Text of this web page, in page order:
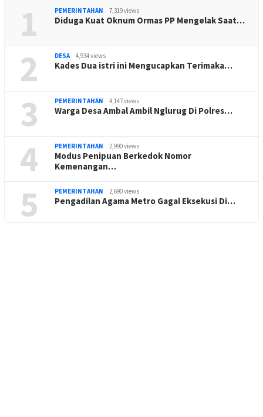
1 PEMERINTAHAN 7,319 views
Diduga Kuat Oknum Ormas PP Mengelak Saat…
2 DESA 4,934 views
Kades Dua istri ini Mengucapkan Terimaka…
3 PEMERINTAHAN 4,147 views
Warga Desa Ambal Ambil Nglurug Di Polres…
4 PEMERINTAHAN 2,990 views
Modus Penipuan Berkedok Nomor
Kemenangan…
5 PEMERINTAHAN 2,690 views
Pengadilan Agama Metro Gagal Eksekusi Di…